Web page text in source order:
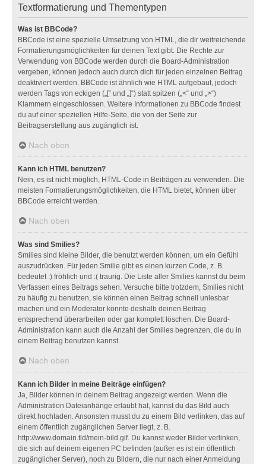
Textformatierung und Thementypen
Was ist BBCode?
BBCode ist eine spezielle Umsetzung von HTML, die dir weitreichende
Formatierungsmöglichkeiten für deinen Text gibt. Die Rechte zur
Verwendung von BBCode werden durch die Board-Administration
vergeben, können jedoch auch durch dich für jeden einzelnen Beitrag
deaktiviert werden. BBCode ist ähnlich wie HTML aufgebaut, jedoch
werden Tags von eckigen („[“ und „]“) statt spitzen („<“ und „>“)
Klammern eingeschlossen. Weitere Informationen zu BBCode findest
du auf einer speziellen Hilfe-Seite, die von der Seite zur
Beitragserstellung aus zugänglich ist.
Nach oben
Kann ich HTML benutzen?
Nein, es ist nicht möglich, HTML-Code in Beiträgen zu verwenden. Die
meisten Formatierungsmöglichkeiten, die HTML bietet, können über
BBCode erreicht werden.
Nach oben
Was sind Smilies?
Smilies sind kleine Bilder, die benutzt werden können, um ein Gefühl
auszudrücken. Für jeden Smilie gibt es einen kurzen Code, z. B.
bedeutet :) fröhlich und :( traurig. Die Liste aller Smilies kannst du beim
Verfassen eines Beitrags sehen. Versuche bitte trotzdem, Smilies nicht
zu häufig zu benutzen, sie können einen Beitrag schnell unlesbar
machen und ein Moderator könnte deshalb deinen Beitrag
entsprechend überarbeiten oder gar komplett löschen. Die Board-
Administration kann auch die Anzahl der Smilies begrenzen, die du in
einem Beitrag benutzen kannst.
Nach oben
Kann ich Bilder in meine Beiträge einfügen?
Ja, Bilder können in deinem Beitrag angezeigt werden. Wenn die
Administration Dateianhänge erlaubt hat, kannst du das Bild auch
direkt hochladen. Ansonsten musst du zu einem Bild verlinken, das auf
einem öffentlich zugänglichen Server liegt, z. B.
http://www.domain.tld/mein-bild.gif. Du kannst weder Bilder verlinken,
die sich auf deinem eigenen PC befinden (außer es ist ein öffentlich
zugänglicher Server), noch zu Bildern, die nur nach einer Anmeldung